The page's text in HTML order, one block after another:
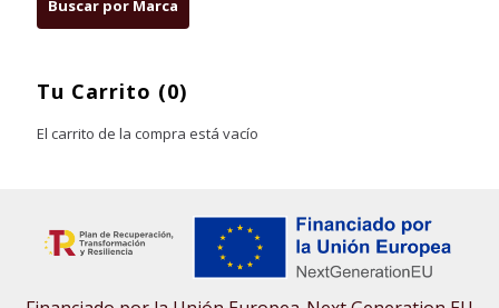
Tu Carrito (0)
El carrito de la compra está vacío